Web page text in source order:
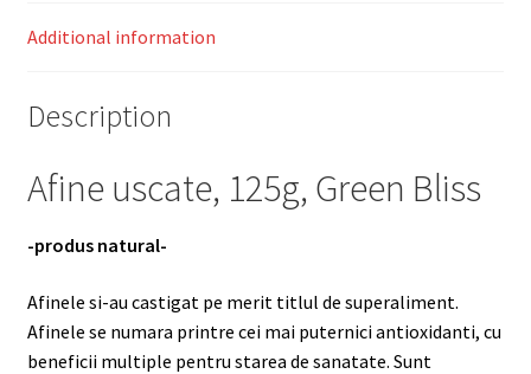
Additional information
Description
Afine uscate, 125g, Green Bliss
-produs natural-
Afinele si-au castigat pe merit titlul de superaliment.
Afinele se numara printre cei mai puternici antioxidanti, cu
beneficii multiple pentru starea de sanatate. Sunt